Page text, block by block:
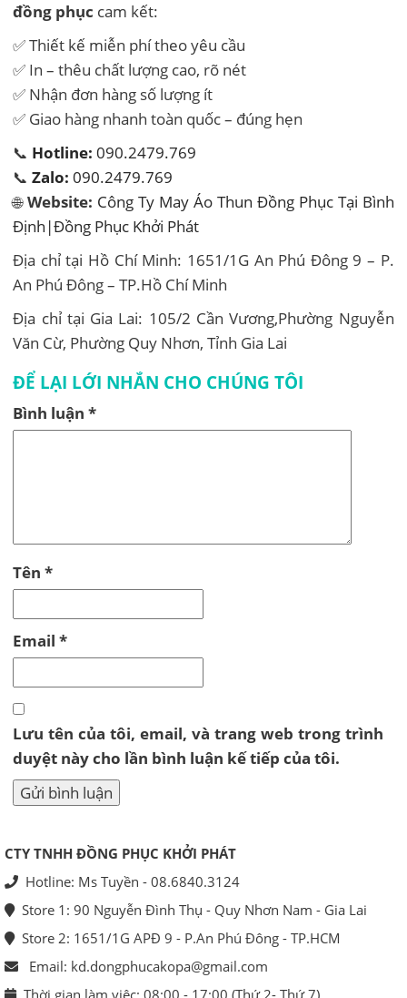
đồng phục cam kết:
✅ Thiết kế miễn phí theo yêu cầu
✅ In – thêu chất lượng cao, rõ nét
✅ Nhận đơn hàng số lượng ít
✅ Giao hàng nhanh toàn quốc – đúng hẹn
📞 Hotline: 090.2479.769
📞Zalo: 090.2479.769
🌐Website: Công Ty May Áo Thun Đồng Phục Tại Bình
Định|Đồng Phục Khởi Phát
Địa chỉ tại Hồ Chí Minh: 1651/1G An Phú Đông 9 – P.
An Phú Đông – TP.Hồ Chí Minh
Địa chỉ tại Gia Lai: 105/2 Cần Vương,Phường Nguyễn
Văn Cừ, Phường Quy Nhơn, Tỉnh Gia Lai
ĐỂ LẠI LỚI NHẮN CHO CHÚNG TÔI
Bình luận*
Tên*
Email*
Lưu tên của tôi, email, và trang web trong trình
duyệt này cho lần bình luận kế tiếp của tôi.
CTY TNHH ĐỒNG PHỤC KHỞI PHÁT
Hotline: Ms Tuyền - 08.6840.3124
Store 1: 90 Nguyễn Đình Thụ - Quy Nhơn Nam - Gia Lai
Store 2: 1651/1G APĐ 9 - P.An Phú Đông - TP.HCM
Email: kd.dongphucakopa@gmail.com